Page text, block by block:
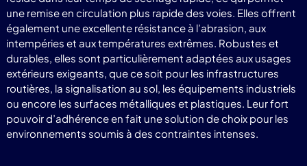
une remise en circulation plus rapide des voies. Elles offrent
également une excellente résistance à l’abrasion, aux
intempéries et aux températures extrêmes. Robustes et
durables, elles sont particulièrement adaptées aux usages
extérieurs exigeants, que ce soit pour les infrastructures
routières, la signalisation au sol, les équipements industriels
ou encore les surfaces métalliques et plastiques. Leur fort
pouvoir d’adhérence en fait une solution de choix pour les
environnements soumis à des contraintes intenses.